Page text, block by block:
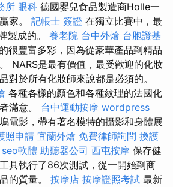
所 眼科 德國嬰兒食品製造商Holle一
家。 記帳士 簽證 在獨立比賽中，最
製成的。 養老院 台中外燴 台胞證基
很豐富多彩，因為從豪華產品到精品
NARS是最有價值，最受歡迎的化妝
對於所有化妝師來說都是必須的。
各種各樣的顏色和各種紋理的法國化
滿意。 台中運動按摩 wordpress
電影，帶有著名模特的攝影和身體展
照申請 宜蘭外燴 免費律師詢問 換護
seo軟體 助聽器公司 西屯按摩 保存健
具執行了86次測試，從一開始到商
的質量。 按摩店 按摩證照考試 最新